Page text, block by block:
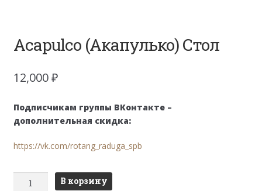
Acapulco (Акапулько) Стол
12,000₽
Подписчикам группы ВКонтакте –
дополнительная скидка:
https://vk.com/rotang_raduga_spb
Количество В корзину